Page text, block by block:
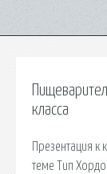
класса
Презентация
теме Тип